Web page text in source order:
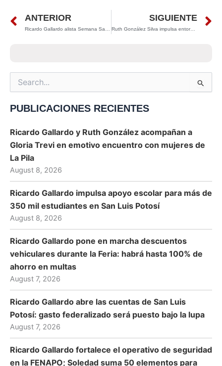
Prev
ANTERIOR SIGUIENTE
Ruth González Silva impulsa entornos seguros: refuerzan infraestructura vial en Los Olivos
Search
for:
PUBLICACIONES RECIENTES
Ricardo Gallardo y Ruth González acompañan a
Gloria Trevi en emotivo encuentro con mujeres de
La Pila
August 8, 2026
Ricardo Gallardo impulsa apoyo escolar para más de
350 mil estudiantes en San Luis Potosí
August 8, 2026
Ricardo Gallardo pone en marcha descuentos
vehiculares durante la Feria: habrá hasta 100% de
ahorro en multas
August 7, 2026
Ricardo Gallardo abre las cuentas de San Luis
Potosí: gasto federalizado será puesto bajo la lupa
August 7, 2026
Ricardo Gallardo fortalece el operativo de seguridad
en la FENAPO; Soledad suma 50 elementos para